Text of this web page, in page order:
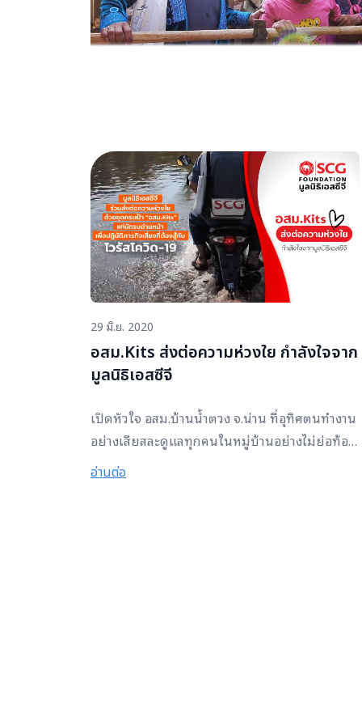
29 มิ.ย. 2020
อสม.Kits ส่งต่อความห่วงใย กำลังใจจาก
มูลนิธิเอสซีจี
เปิดหัวใจ อสม.บ้านน้ำตวง จ.น่าน ที่อุทิศตนทำงาน
อย่างเสียสละดูแลทุกคนในหมู่บ้านอย่างไม่ย่อท้อ
โดยมูลนิธิเอสซีจีได้ส่งต่อความห่วงใยด้วยชุด
อสม.Kits แด่นักรบด่านหน้าเพื่อปฏิบัติภารกิจ
อ่านต่อ